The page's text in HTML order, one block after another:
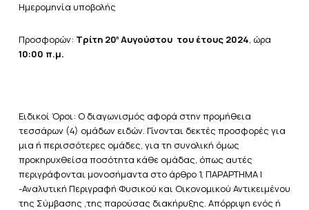
Ημερομηνία υποβολής
Προσφορών: Τρίτη 20ηΑυγούστου του έτους 2024, ώρα
10:00 π.μ.
Ειδικοί Όροι: Ο διαγωνισμός αφορά στην προμήθεια
τεσσάρων (4) ομάδων ειδών. Γίνονται δεκτές προσφορές για
μια ή περισσότερες ομάδες, για τη συνολική όμως
προκηρυχθείσα ποσότητα κάθε ομάδας, όπως αυτές
περιγράφονται μονοσήμαντα στο άρθρο 1, ΠΑΡΑΡΤΗΜΑ Ι
-Αναλυτική Περιγραφή Φυσικού και Οικονομικού Αντικειμένου
της Σύμβασης ,της παρούσας διακήρυξης. Απόρριψη ενός ή